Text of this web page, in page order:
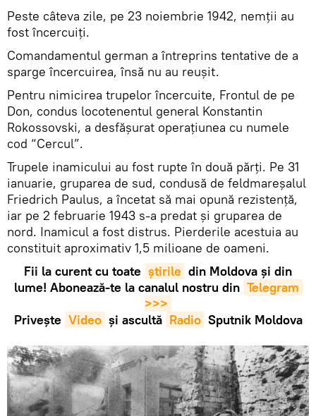
Peste câteva zile, pe 23 noiembrie 1942, nemții au
fost încercuiți.
Comandamentul german a întreprins tentative de a
sparge încercuirea, însă nu au reușit.
Pentru nimicirea trupelor încercuite, Frontul de pe
Don, condus locotenentul general Konstantin
Rokossovski, a desfășurat operațiunea cu numele
cod “Cercul”.
Trupele inamicului au fost rupte în două părți. Pe 31
ianuarie, gruparea de sud, condusă de feldmareșalul
Friedrich Paulus, a încetat să mai opună rezistență,
iar pe 2 februarie 1943 s-a predat și gruparea de
nord. Inamicul a fost distrus. Pierderile acestuia au
constituit aproximativ 1,5 milioane de oameni.
Fii la curent cu toate știrile din Moldova și din
lume! Abonează-te la canalul nostru din Telegram
>>>
Privește Video și ascultă Radio Sputnik Moldova